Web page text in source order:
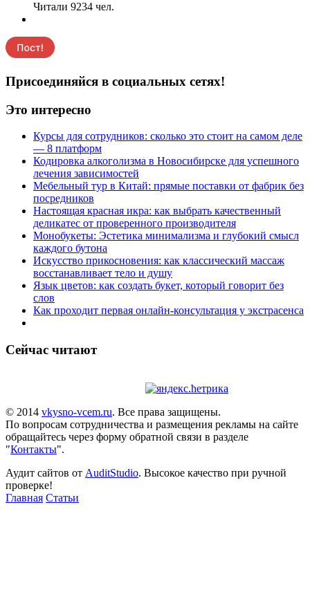
Читали 9234 чел.
Присоединяйся в социальных сетях!
Это интересно
Курсы для сотрудников: сколько это стоит на самом деле
— 8 платформ
Кодировка алкоголизма в Новосибирске для успешного
лечения зависимостей
Мебельный тур в Китай: прямые поставки от фабрик без
посредников
Настоящая красная икра: как выбрать качественный
деликатес от проверенного производителя
Монобукеты: Эстетика минимализма и глубокий смысл
каждого бутона
Искусство прикосновения: как классический массаж
восстанавливает тело и душу
Язык цветов: как создать букет, который говорит без
слов
Как проходит первая онлайн-консультация у экстрасенса
Сейчас читают
© 2014 vkysno-vcem.ru. Все права защищены.
По вопросам сотрудничества и размещения рекламы на сайте
обращайтесь через форму обратной связи в разделе
"Контакты".
Аудит сайтов от AuditStudio. Высокое качество при ручной
проверке!
Главная Статьи